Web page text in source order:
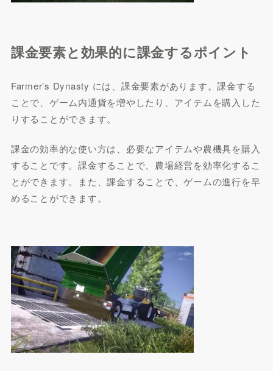
課金要素と効果的に課金するポイント
Farmer’s Dynasty には、課金要素があります。課金する
ことで、ゲーム内通貨を増やしたり、アイテムを購入した
りすることができます。
課金の効率的な使い方は、必要なアイテムや農機具を購入
することです。課金することで、農場経営を効率化するこ
とができます。また、課金することで、ゲームの進行を早
めることができます。